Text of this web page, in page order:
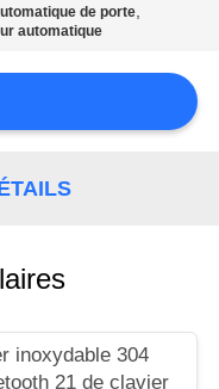
de porte,
automatique
inoxydable 304
21 de clavier